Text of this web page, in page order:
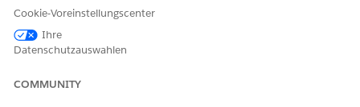
Eingebettete Dashboards, die Statistiken aus dem Kontext
von Salesforce-Objekten bereitstellen, mit denen Sie
arbeiten.
beantworten.
Cookie-Voreinstellungscenter
Ihre
Datenschutzauswahlen
COMMUNITY